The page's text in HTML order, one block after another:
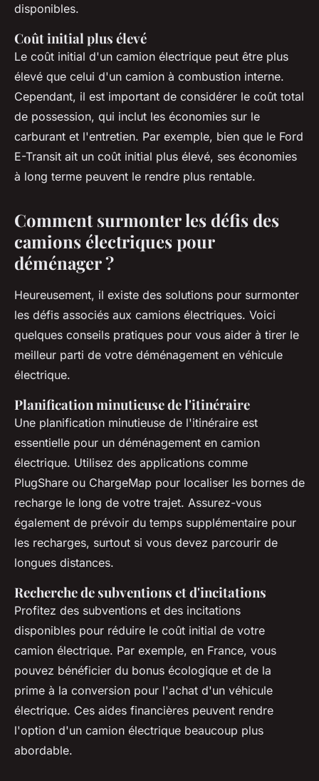
disponibles.
Coût initial plus élevé
Le coût initial d'un camion électrique peut être plus
élevé que celui d'un camion à combustion interne.
Cependant, il est important de considérer le coût total
de possession, qui inclut les économies sur le
carburant et l'entretien. Par exemple, bien que le Ford
E-Transit ait un coût initial plus élevé, ses économies
à long terme peuvent le rendre plus rentable.
Comment surmonter les défis des
camions électriques pour
déménager ?
Heureusement, il existe des solutions pour surmonter
les défis associés aux camions électriques. Voici
quelques conseils pratiques pour vous aider à tirer le
meilleur parti de votre déménagement en véhicule
électrique.
Planification minutieuse de l'itinéraire
Une planification minutieuse de l'itinéraire est
essentielle pour un déménagement en camion
électrique. Utilisez des applications comme
PlugShare ou ChargeMap pour localiser les bornes de
recharge le long de votre trajet. Assurez-vous
également de prévoir du temps supplémentaire pour
les recharges, surtout si vous devez parcourir de
longues distances.
Recherche de subventions et d'incitations
Profitez des subventions et des incitations
disponibles pour réduire le coût initial de votre
camion électrique. Par exemple, en France, vous
pouvez bénéficier du bonus écologique et de la
prime à la conversion pour l'achat d'un véhicule
électrique. Ces aides financières peuvent rendre
l'option d'un camion électrique beaucoup plus
abordable.